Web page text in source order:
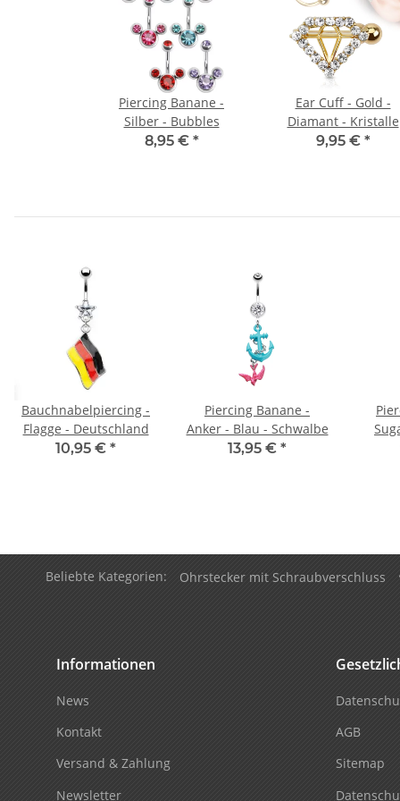
Piercing Banane -
Silber - Bubbles
8,95 € *
Ear Cuff - Gold -
Diamant - Kristalle
9,95 € *
Bauchnabelpiercing -
Flagge - Deutschland
10,95 € *
Piercing Banane -
Anker - Blau - Schwalbe
13,95 € *
Beliebte Kategorien: Ohrstecker mit Schraubverschluss
Informationen
News
Kontakt
Versand & Zahlung
Newsletter
AGB
Sitemap